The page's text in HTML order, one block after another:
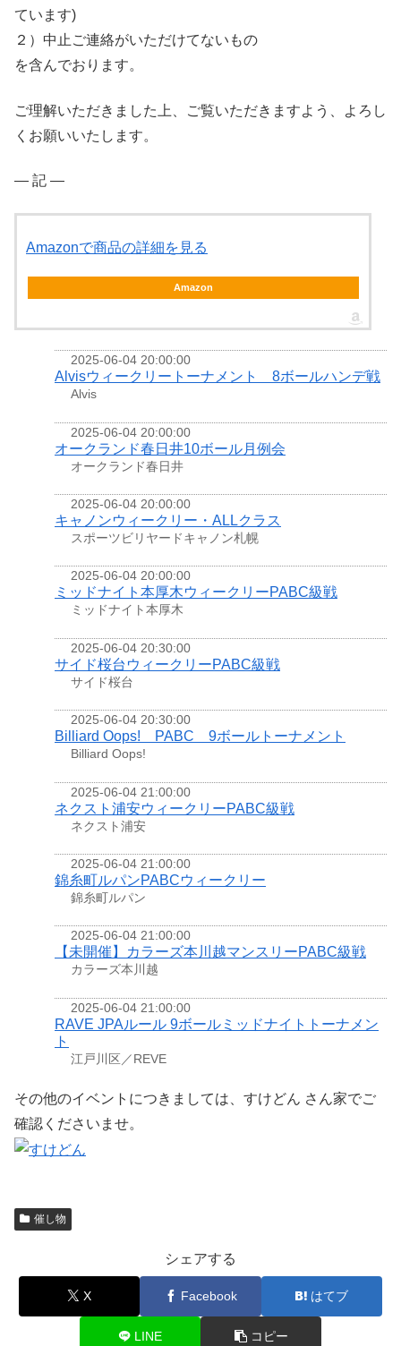
ています)
２）中止ご連絡がいただけてないもの
を含んでおります。
ご理解いただきました上、ご覧いただきますよう、よろし
くお願いいたします。
― 記 ―
Amazonで商品の詳細を見る
Amazon
2025-06-04 20:00:00
Alvisウィークリートーナメント 8ボールハンデ戦
Alvis
2025-06-04 20:00:00
オークランド春日井10ボール月例会
オークランド春日井
2025-06-04 20:00:00
キャノンウィークリー・ALLクラス
スポーツビリヤードキャノン札幌
2025-06-04 20:00:00
ミッドナイト本厚木ウィークリーPABC級戦
ミッドナイト本厚木
2025-06-04 20:30:00
サイド桜台ウィークリーPABC級戦
サイド桜台
2025-06-04 20:30:00
Billiard Oops! PABC 9ボールトーナメント
Billiard Oops!
2025-06-04 21:00:00
ネクスト浦安ウィークリーPABC級戦
ネクスト浦安
2025-06-04 21:00:00
錦糸町ルパンPABCウィークリー
錦糸町ルパン
2025-06-04 21:00:00
【未開催】カラーズ本川越マンスリーPABC級戦
カラーズ本川越
2025-06-04 21:00:00
RAVE JPAルール 9ボールミッドナイトトーナメン
ト
江戸川区／REVE
その他のイベントにつきましては、すけどん さん家でご
確認くださいませ。
催し物
シェアする
X Facebook はてブ
LINE コピー